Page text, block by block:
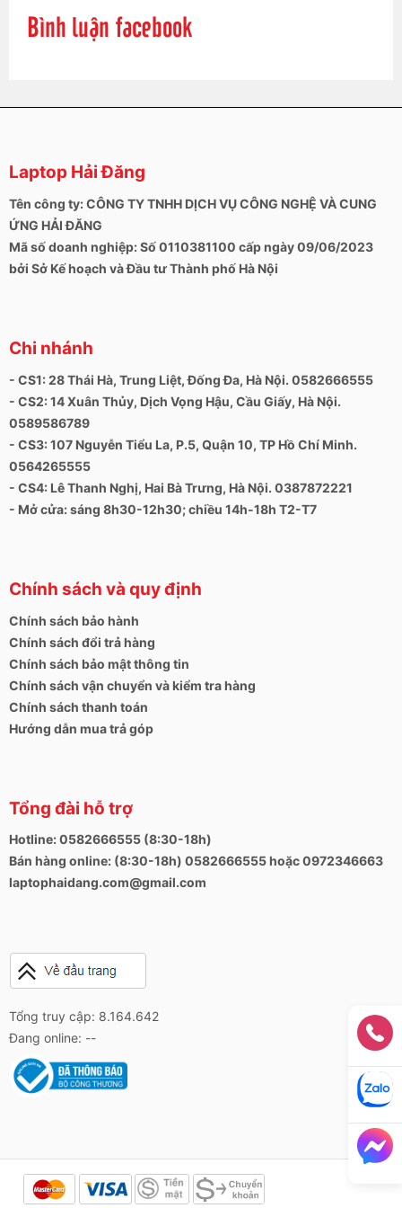
Surface nên bạn có thể hoàn toàn yên tâm.
mình cần. Hy vọng bạn sẽ hài lòng về dịch vụ của
Thông tin liên hệ:
+ Số hotline: 0972346663 - 0989310068
+ Địa chỉ:
+ Website: https://laptophaidang.com
Bình luận facebook
Laptop Hải Đăng
Tên công ty: CÔNG TY TNHH DỊCH VỤ CÔNG NGHỆ VÀ CUNG
ỨNG HẢI ĐĂNG
Mã số doanh nghiệp: Số 0110381100 cấp ngày 09/06/2023
bởi Sở Kế hoạch và Đầu tư Thành phố Hà Nội
Chi nhánh
- CS1: 28 Thái Hà, Trung Liệt, Đống Đa, Hà Nội. 0582666555
- CS2: 14 Xuân Thủy, Dịch Vọng Hậu, Cầu Giấy, Hà Nội.
0589586789
- CS3: 107 Nguyễn Tiểu La, P.5, Quận 10, TP Hồ Chí Minh.
0564265555
- CS4: Lê Thanh Nghị, Hai Bà Trưng, Hà Nội. 0387872221
- Mở cửa: sáng 8h30-12h30; chiều 14h-18h T2-T7
Chính sách và quy định
Chính sách bảo hành
Chính sách đổi trả hàng
Chính sách bảo mật thông tin
Chính sách vận chuyển và kiểm tra hàng
Chính sách thanh toán
Hướng dẫn mua trả góp
Tổng đài hỗ trợ
Hotline: 0582666555 (8:30-18h)
Bán hàng online: (8:30-18h) 0582666555 hoặc 0972346663
laptophaidang.com@gmail.com
Tổng truy cập: 8.164.642
Đang online: --